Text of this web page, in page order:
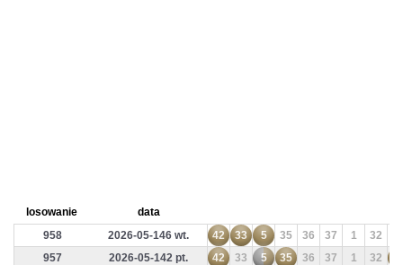
losowanie
data
958
2026-05-146 wt. 42 33 5 35 36 37 1 32
957
2026-05-142 pt. 42 33 5 35 36 37 1 32